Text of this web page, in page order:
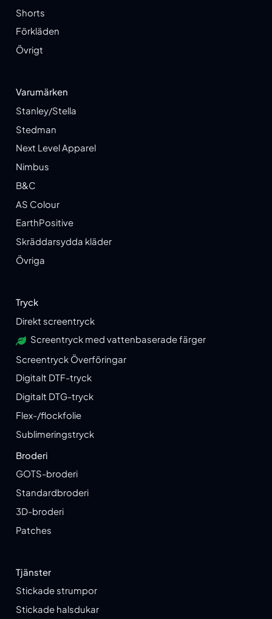
Shorts
Förkläden
Övrigt
Varumärken
Stanley/Stella
Stedman
Next Level Apparel
Nimbus
B&C
AS Colour
EarthPositive
Skräddarsydda kläder
Övriga
Tryck
Direkt screentryck
Screentryck med vattenbaserade färger
Screentryck Överföringar
Digitalt DTF-tryck
Digitalt DTG-tryck
Flex-/flockfolie
Sublimeringstryck
Broderi
GOTS-broderi
Standardbroderi
3D-broderi
Patches
Tjänster
Stickade strumpor
Stickade halsdukar